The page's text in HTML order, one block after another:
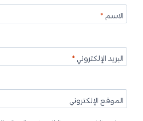
الاسم*
البريد الإلكتروني*
الموقع الإلكتروني